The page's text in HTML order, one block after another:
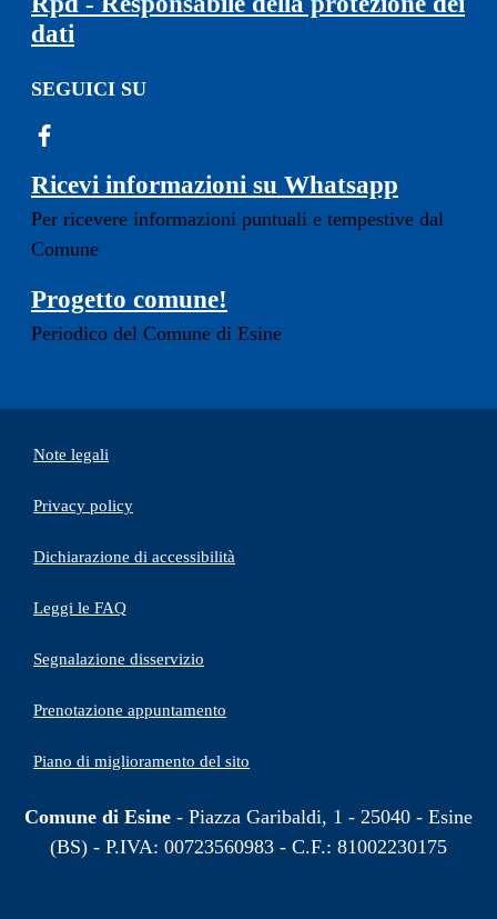
dati
SEGUICI SU
Ricevi informazioni su Whatsapp
Per ricevere informazioni puntuali e tempestive dal
Comune
Progetto comune!
Periodico del Comune di Esine
Note legali
Privacy policy
Dichiarazione di accessibilità
Leggi le FAQ
Segnalazione disservizio
Prenotazione appuntamento
Piano di miglioramento del sito
Comune di Esine - Piazza Garibaldi, 1 - 25040 - Esine
(BS) - P.IVA: 00723560983 - C.F.: 81002230175